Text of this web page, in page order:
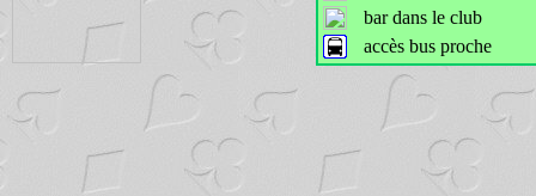
bar dans le club
accès bus proche